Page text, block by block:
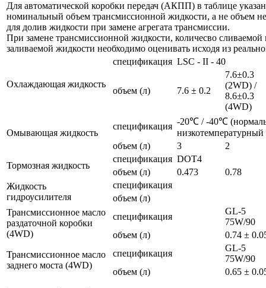
Для автоматической коробки передач (АКПП) в таблице указан
номинальный объем трансмиссионной жидкости, а не объем
для долив жидкости при замене агрегата трансмиссии.
При замене трансмиссионной жидкости, количесво сливаемой
заливаемой жидкости необходимо оценивать исходя из
Охлаждающая жидкость
спецификация LSC - II - 40
объем (л) 7.6 ± 0.2
7.6±0.3
(2WD) /
8.6±0.3
(4WD)
Омывающая жидкость
спецификация -20℃ / -40℃
объем (л)
3
2
Тормозная жидкость
спецификация DOT4
объем (л)
0.473
0.78
Жидкость
гидроусилителя
спецификация
объем (л)
Трансмиссионное масло
раздаточной коробки
(4WD)
спецификация
GL-5
75W/90
объем (л)
0.74 ±
Трансмиссионное масло
заднего моста (4WD)
спецификация
GL-5
75W/90
объем (л)
0.65 ±